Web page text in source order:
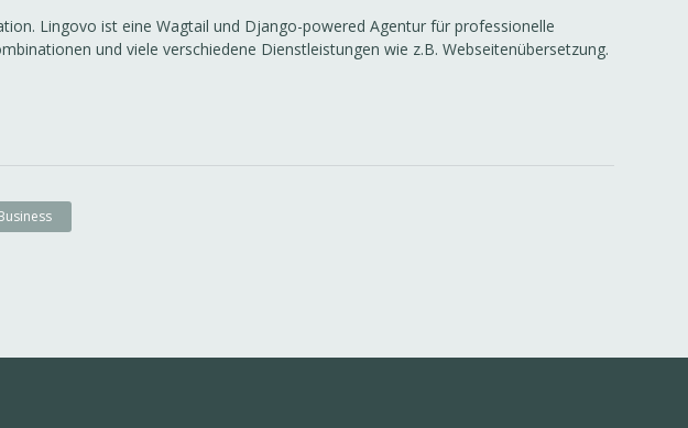
Lingovo ist eine Wagtail und Django-powered Agentur für professionelle
und viele verschiedene Dienstleistungen wie z.B. Webseitenübersetzung.